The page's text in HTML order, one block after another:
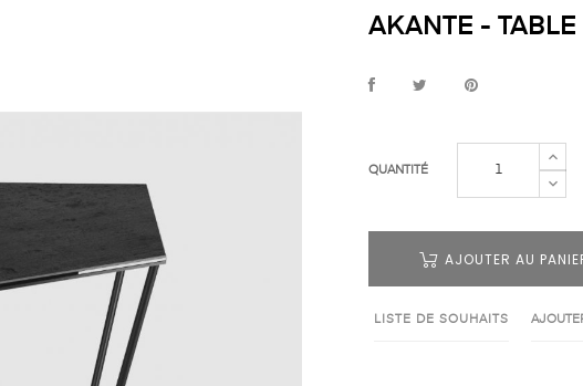
AKANTE -
QUANTITÉ
AJOUTER AU
LISTE DE SOUHAITS